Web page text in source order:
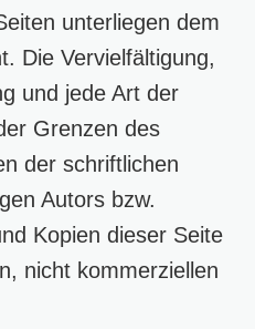
unterliegen dem
Die Vervielfältigung,
und jede Art der
Grenzen des
der schriftlichen
Autors bzw.
Kopien dieser Seite
nicht kommerziellen